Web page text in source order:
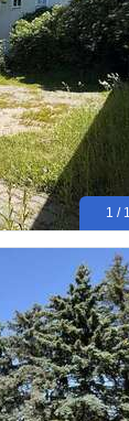
1 / 1